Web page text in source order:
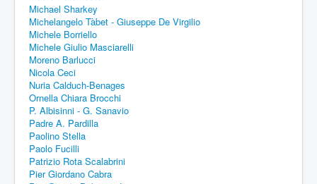
Michael Sharkey
Michelangelo Tàbet - Giuseppe De Virgilio
Michele Borriello
Michele Giulio Masciarelli
Moreno Barlucci
Nicola Ceci
Nuria Calduch-Benages
Ornella Chiara Brocchi
P. Albisinni - G. Sanavio
Padre A. Pardilla
Paolino Stella
Paolo Fucilli
Patrizio Rota Scalabrini
Pier Giordano Cabra